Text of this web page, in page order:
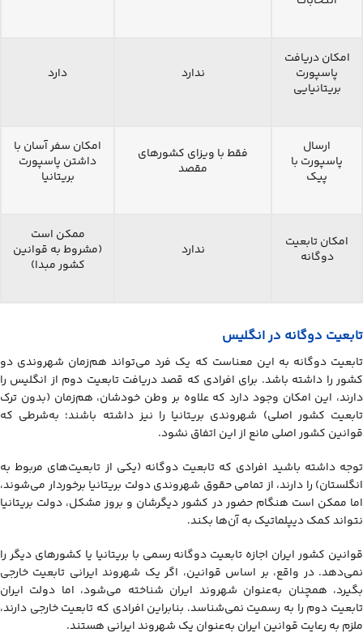
امکان دریافت
پاسپورت
بریتانیایی
ندارد دارد
ارسال
پاسپورت با
پیک
فقط با ویزای کشورهای
مقصد
امکان سفر آسان با
داشتن پاسپورت
بریتانیا
امکان تابعیت
دوگانه
ندارد
ممکن است
(مشروط به قوانین
کشور مبدا)
تابعیت دوگانه در انگلیس
تابعیت دوگانه به این معناست که یک فرد می‌تواند هم‌زمان شهروندی دو
کشور را داشته باشد. برای افرادی که قصد دریافت تابعیت دوم از انگلیس را
دارند، این امکان وجود دارد که علاوه بر وطن خودشان، هم‌زمان (بدون ترک
تابعیت کشور اصلی) شهروندی بریتانیا را نیز داشته باشند؛ به‌شرطی که
قوانین کشور اصلی مانع از این اتفاق نشود.
توجه داشته باشید افرادی که تابعیت دوگانه (یکی از تابعیت‌های مربوط به
انگلستان) را دارند، از تمامی حقوق شهروندی دولت بریتانیا برخوردار می‌شوند،
اما ممکن است هنگام حضور در کشور دیگرشان و بروز مشکل، دولت بریتانیا
نتواند کمک دیپلماتیک به آن‌ها بکند.
قوانین کشور ایران اجازه تابعیت دوگانه رسمی با بریتانیا یا کشورهای دیگر را
نمی‌دهد. در واقع، بر اساس قوانین، اگر یک شهروند ایرانی تابعیت خارجی
بگیرد، همچنان به‌عنوان شهروند ایران شناخته می‌شود، اما دولت ایران
تابعیت دوم را به رسمیت نمی‌شناسد. بنابراین افرادی که تابعیت خارجی دارند،
ملزم به رعایت قوانین ایران به‌عنوان یک شهروند ایرانی هستند.